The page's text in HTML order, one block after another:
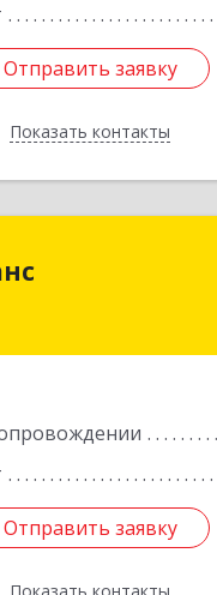
Отправить заявку
Показать контакты
Отправить заявку
Назад
Отправить заявку
Отправить заявку